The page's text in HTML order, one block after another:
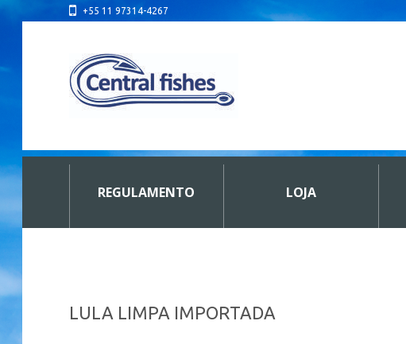
+55 11 97314-4267
REGULAMENTO LOJA
LULA LIMPA IMPORTADA